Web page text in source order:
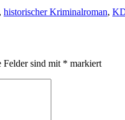
, historischer Kriminalroman,
Felder sind mit * markiert